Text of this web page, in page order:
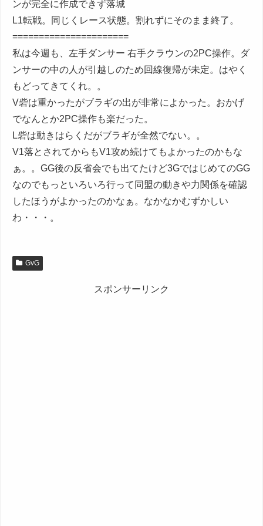
ンが完全に作成できず落城
L1転戦。同じくレース状態。割れずにそのまま終了。
======================
私は今週も、左手ダンサー 右手クラウンの2PC操作。ダ
ンサーの中の人が引越しのため回線復帰が未定。はやく
もどってきてくれ。。
V砦は重かったがブラギの出が非常によかった。おかげ
でなんとか2PC操作も楽だった。
L砦は動きはらくだがブラギが全然でない。。
V1落とされてからもV1攻め続けてもよかったのかもな
ぁ。。GG後の反省会でも出てたけど3GではじめてのGG
なのでもっといろいろ行って同盟の動きや力関係を確認
したほうがよかったのかなぁ。なかなかむずかしい
わ・・・。
GvG
スポンサーリンク